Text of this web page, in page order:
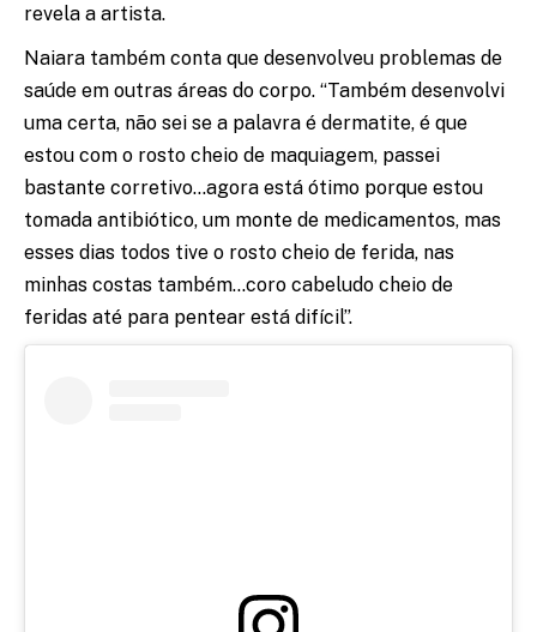
revela a artista.
Naiara também conta que desenvolveu problemas de
saúde em outras áreas do corpo. “Também desenvolvi
uma certa, não sei se a palavra é dermatite, é que
estou com o rosto cheio de maquiagem, passei
bastante corretivo…agora está ótimo porque estou
tomada antibiótico, um monte de medicamentos, mas
esses dias todos tive o rosto cheio de ferida, nas
minhas costas também…coro cabeludo cheio de
feridas até para pentear está difícil”.